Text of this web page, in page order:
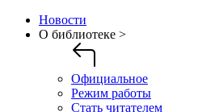
Новости
О библиотеке >
Официальное
Режим работы
Стать читателем